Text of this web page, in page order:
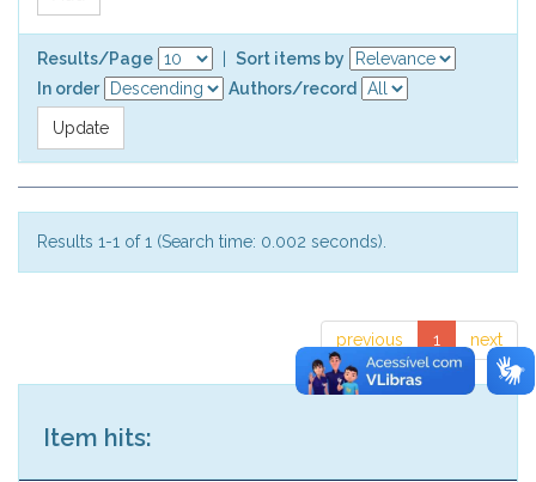
Results/Page
Sort items by
In order
Authors/record
Results 1-1 of 1 (Search time: 0.002 seconds).
previous 1 next
Item hits: